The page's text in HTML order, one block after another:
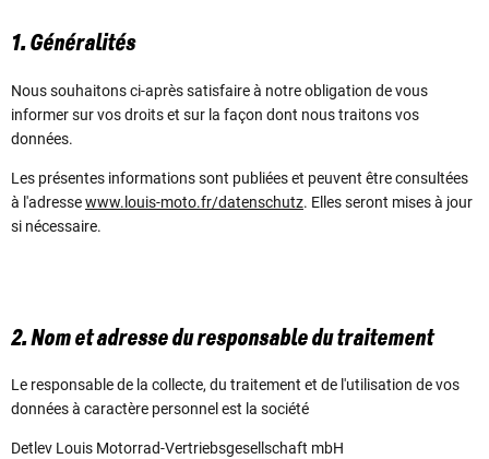
1. Généralités
Nous souhaitons ci-après satisfaire à notre obligation de vous
informer sur vos droits et sur la façon dont nous traitons vos
données.
Les présentes informations sont publiées et peuvent être consultées
à l'adressewww.louis-moto.fr/datenschutz. Elles seront mises à jour
si nécessaire.
2. Nom et adresse du responsable du traitement
Le responsable de la collecte, du traitement et de l'utilisation de vos
données à caractère personnel est la société
Detlev Louis Motorrad-Vertriebsgesellschaft mbH